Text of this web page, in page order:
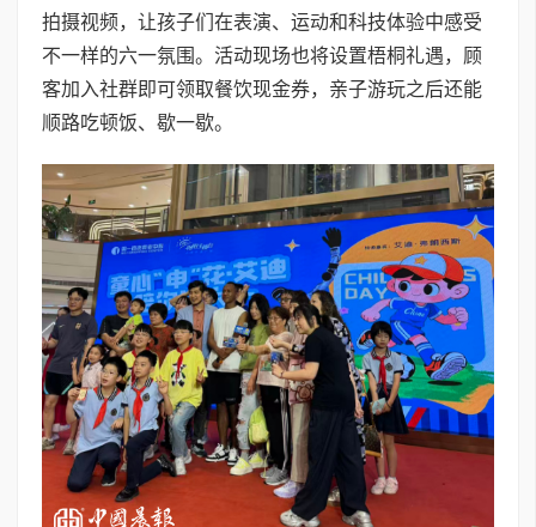
拍摄视频，让孩子们在表演、运动和科技体验中感受
不一样的六一氛围。活动现场也将设置梧桐礼遇，顾
客加入社群即可领取餐饮现金券，亲子游玩之后还能
顺路吃顿饭、歇一歇。